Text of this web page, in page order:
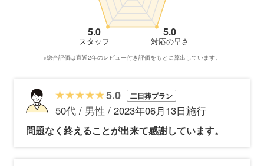
5.0
対応の早さ
5.0
スタッフ
※総合評価は直近2年のレビュー付き評価をもとに算出しています。
5.0 二日葬プラン
50代 / 男性 / 2023年06月13日施行
問題なく終えることが出来て感謝しています。